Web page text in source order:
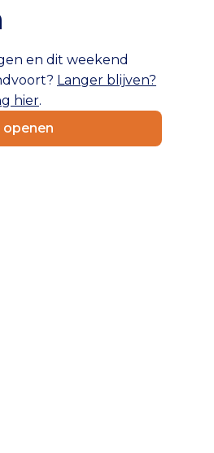
en dit weekend
Langer blijven?
hier.
openen